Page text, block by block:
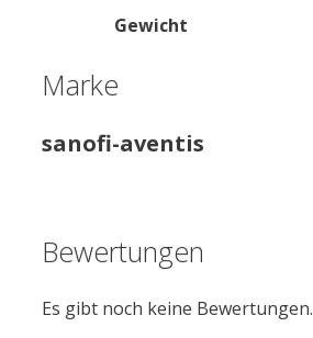
Gewicht
Marke
sanofi-aventis
Bewertungen
Es gibt noch keine Bewertungen.